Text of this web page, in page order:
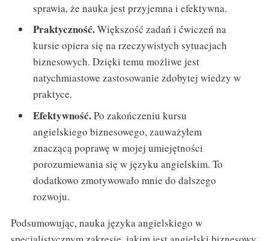
sprawia, że nauka jest przyjemna i efektywna.
Praktyczność.Większość zadań i ćwiczeń na
kursie opiera się na rzeczywistych sytuacjach
biznesowych. Dzięki temu możliwe jest
natychmiastowe zastosowanie zdobytej wiedzy w
praktyce.
Efektywność.Po zakończeniu kursu
angielskiego biznesowego, zauważyłem
znaczącą poprawę w mojej umiejętności
porozumiewania się w języku angielskim. To
dodatkowo zmotywowało mnie do dalszego
rozwoju.
Podsumowując, nauka języka angielskiego w